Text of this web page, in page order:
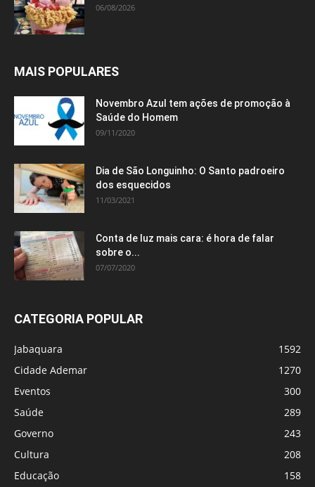
06/08/2026
MAIS POPULARES
Novembro Azul tem ações de promoção à
Saúde do Homem
09/11/2020
Dia de São Longuinho: O Santo padroeiro
dos esquecidos
11/03/2021
Conta de luz mais cara: é hora de falar
sobre o...
07/07/2020
CATEGORIA POPULAR
Jabaquara
1592
Cidade Ademar
1270
Eventos
300
Saúde
289
Governo
243
Cultura
208
Educação
158